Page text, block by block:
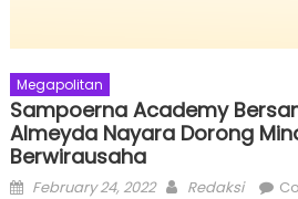
Megapolitan
Sampoerna Academy
Almeyda Nayara Dorong
Berwirausaha
Posted
February 24, 2022 Author
Redaksi